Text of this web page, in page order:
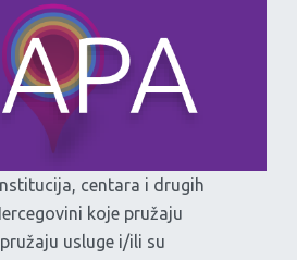
centara i drugih
koje pružaju
usluge i/ili su